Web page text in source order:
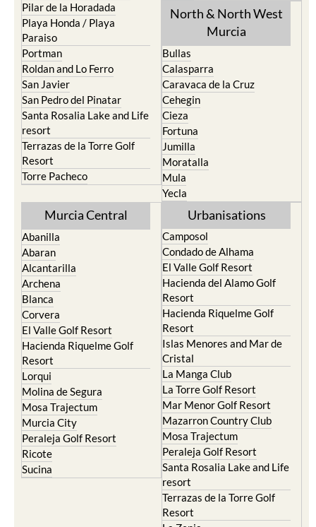
Pilar de la Horadada
Playa Honda / Playa
Paraiso
Portman
Roldan and Lo Ferro
San Javier
San Pedro del Pinatar
Santa Rosalia Lake and Life
resort
Terrazas de la Torre Golf
Resort
Torre Pacheco
North & North West
Murcia
Bullas
Calasparra
Caravaca de la Cruz
Cehegin
Cieza
Fortuna
Jumilla
Moratalla
Mula
Yecla
Murcia Central
Abanilla
Abaran
Alcantarilla
Archena
Blanca
Corvera
El Valle Golf Resort
Hacienda Riquelme Golf
Resort
Lorqui
Molina de Segura
Mosa Trajectum
Murcia City
Peraleja Golf Resort
Ricote
Sucina
Urbanisations
Camposol
Condado de Alhama
El Valle Golf Resort
Hacienda del Alamo Golf
Resort
Hacienda Riquelme Golf
Resort
Islas Menores and Mar de
Cristal
La Manga Club
La Torre Golf Resort
Mar Menor Golf Resort
Mazarron Country Club
Mosa Trajectum
Peraleja Golf Resort
Santa Rosalia Lake and Life
resort
Terrazas de la Torre Golf
Resort